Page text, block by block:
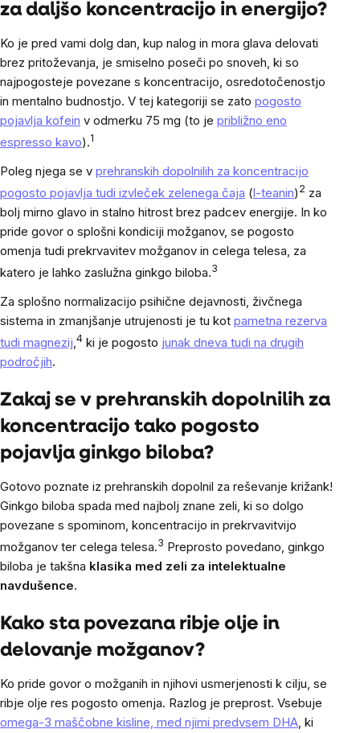
za daljšo koncentracijo in energijo?
Ko je pred vami dolg dan, kup nalog in mora glava delovati
brez pritoževanja, je smiselno poseči po snoveh, ki so
najpogosteje povezane s koncentracijo, osredotočenostjo
in mentalno budnostjo. V tej kategoriji se zato pogosto
pojavlja kofein v odmerku 75 mg (to je približno eno
espresso kavo).1
Poleg njega se v prehranskih dopolnilih za koncentracijo
pogosto pojavlja tudi izvleček zelenega čaja (l-teanin) 2 za
bolj mirno glavo in stalno hitrost brez padcev energije. In ko
pride govor o splošni kondiciji možganov, se pogosto
omenja tudi prekrvavitev možganov in celega telesa, za
katero je lahko zaslužna ginkgo biloba.3
Za splošno normalizacijo psihične dejavnosti, živčnega
sistema in zmanjšanje utrujenosti je tu kot pametna rezerva
tudi magnezij,4 ki je pogosto junak dneva tudi na drugih
področjih.
Zakaj se v prehranskih dopolnilih za
koncentracijo tako pogosto
pojavlja ginkgo biloba?
Gotovo poznate iz prehranskih dopolnil za reševanje križank!
Ginkgo biloba spada med najbolj znane zeli, ki so dolgo
povezane s spominom, koncentracijo in prekrvavitvijo
možganov ter celega telesa.3 Preprosto povedano, ginkgo
biloba je takšna klasika med zeli za intelektualne
navdušence.
Kako sta povezana ribje olje in
delovanje možganov?
Ko pride govor o možganih in njihovi usmerjenosti k cilju, se
ribje olje res pogosto omenja. Razlog je preprost. Vsebuje
omega-3 maščobne kisline, med njimi predvsem DHA, ki